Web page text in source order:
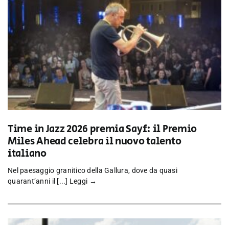
Time in Jazz 2026 premia Sayf: il Premio
Miles Ahead celebra il nuovo talento
italiano
Nel paesaggio granitico della Gallura, dove da quasi
quarant’anni il [...] Leggi →